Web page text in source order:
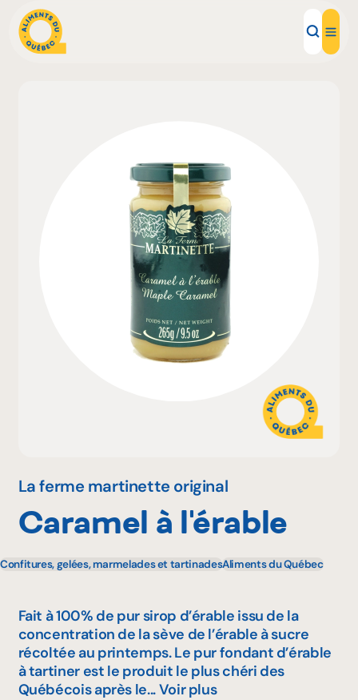
Inspirations d'ici
Restaurants
Institutions
La ferme martinette original
Caramel à l'érable
Confitures, gelées, marmelades et tartinadesAliments du Québec
Fait à 100% de pur sirop d’érable issu de la
concentration de la sève de l’érable à sucre
récoltée au printemps. Le pur fondant d’érable
à tartiner est le produit le plus chéri des
Québécois après le...Voir plus